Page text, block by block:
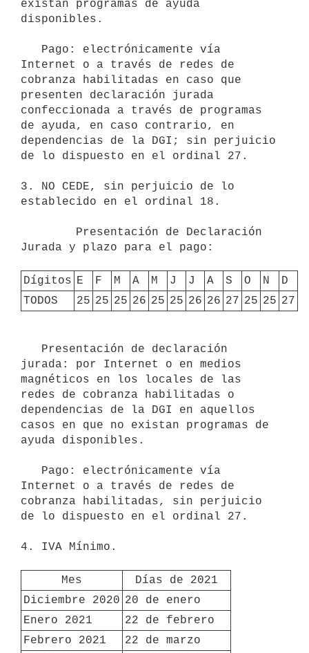
existan programas de ayuda
disponibles.
Internet o a través de redes de
cobranza habilitadas en caso que
presenten declaración jurada
confeccionada a través de programas
de ayuda, en caso contrario, en
dependencias de la DGI; sin perjuicio
de lo dispuesto en el ordinal 27.
3. NO CEDE, sin perjuicio de lo
establecido en el ordinal 18.
Jurada y plazo para el pago:
Dígitos E F M A M J J A S O N
D
TODOS
25 25 25 26 25 25 26 26 27 25 25 27
jurada: por Internet o en medios
magnéticos en los locales de las
redes de cobranza habilitadas o
dependencias de la DGI en aquellos
casos en que no existan programas de
ayuda disponibles.
Internet o a través de redes de
cobranza habilitadas, sin perjuicio
de lo dispuesto en el ordinal 27.
4. IVA Mínimo.
Mes
Días de 2021
Diciembre 2020 20 de enero
Enero 2021
22 de febrero
Febrero 2021
22 de marzo